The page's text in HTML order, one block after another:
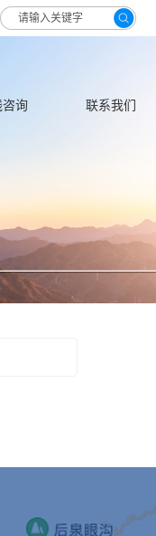
on line 217
咨询 联系我们